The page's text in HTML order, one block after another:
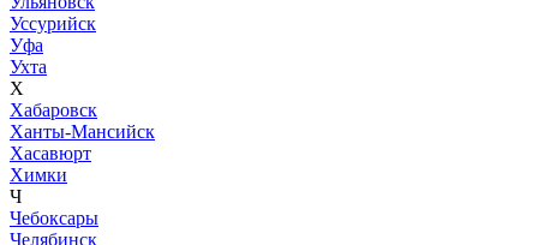
Уссурийск
Уфа
Ухта
Х
Хабаровск
Ханты-Мансийск
Хасавюрт
Химки
Ч
Чебоксары
Челябинск